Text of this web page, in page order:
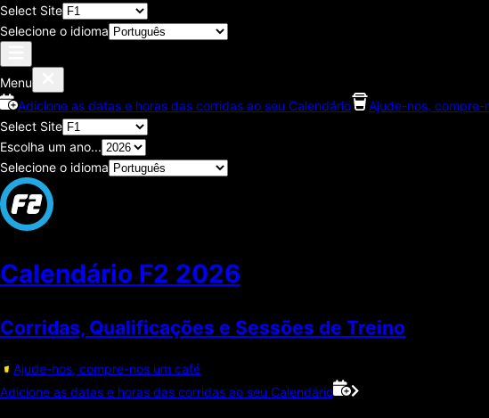
Select Site
Selecione o idioma
Menu
Adicione as datas e horas das corridas ao seu Calendário
Ajude-nos, compre-
Select Site
Escolha um ano...
Selecione o idioma
Calendário F2 2026
Corridas, Qualificações e Sessões de Treino
Ajude-nos, compre-nos um café
Adicione as datas e horas das corridas ao seu Calendário